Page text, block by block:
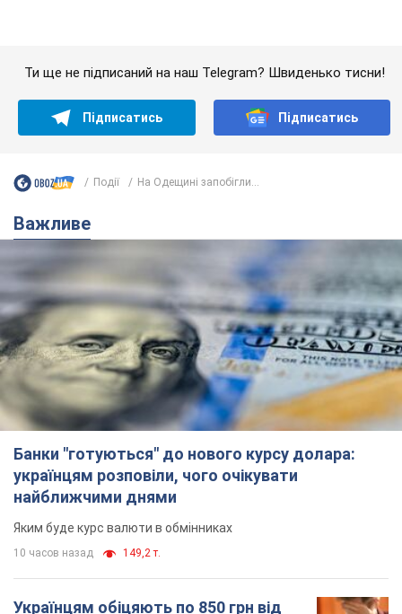
Банки "готуються" до нового курсу долара:
українцям розповіли, чого очікувати
найближчими днями
Яким буде курс валюти в обмінниках
10 часов назад 149,2 т.
Українцям обіцяють по 850 грн від
мобільних операторів: що не так з
цими повідомленнями
Як не потрапити в пастку шахраїв
6.08.2026 21:02 13,6 т.
Найдорожчий футболіст "Динамо"
забив "Карабаху" вже на 10-й хвилині
Поєдинок відбувається в Польщі